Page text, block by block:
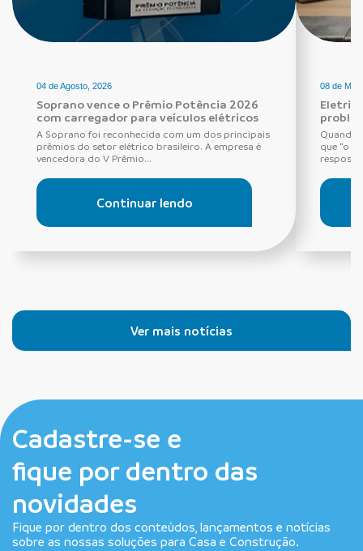
04 de Agosto, 2026
Soprano vence o Prêmio Potência 2026
com carregador para veículos elétricos
A Soprano foi reconhecida com um dos principais
prêmios do setor elétrico brasileiro. A empresa é
vencedora do V Prêmio...
Continuar lendo
08 de
Quando
que “o
resposta
Ver mais notícias
Cadastre-se e
fique por dentro das
novidades
Fique por dentro dos conteúdos, lançamentos e notícias
sobre as nossas soluções para Casa e Construção.